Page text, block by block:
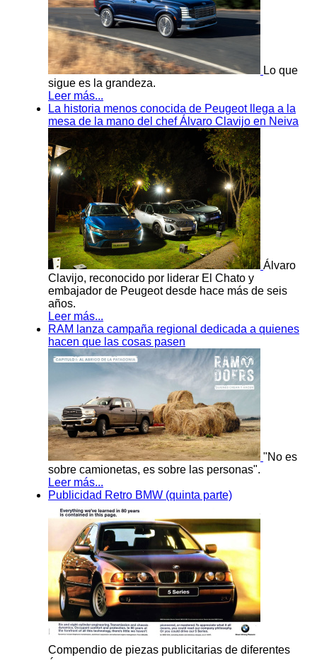
Lo que
sigue es la grandeza.
Leer más...
La historia menos conocida de Peugeot llega a la
mesa de la mano del chef Álvaro Clavijo en Neiva
Álvaro
Clavijo, reconocido por liderar El Chato y
embajador de Peugeot desde hace más de seis
años.
Leer más...
RAM lanza campaña regional dedicada a quienes
hacen que las cosas pasen
"No es
sobre camionetas, es sobre las personas".
Leer más...
Publicidad Retro BMW (quinta parte)
Compendio de piezas publicitarias de diferentes